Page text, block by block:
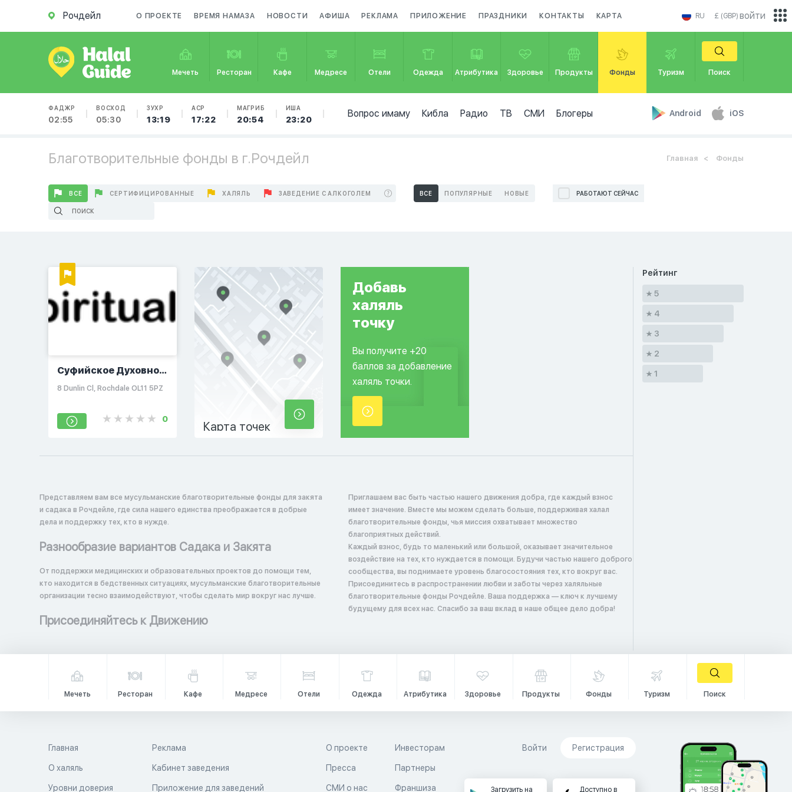
Рочдейл О ПРОЕКТЕ ВРЕМЯ НАМАЗА НОВОСТИ АФИША РЕКЛАМА ПРИЛОЖЕНИЕ ПРАЗДНИКИ КОНТАКТЫ КАРТА RU £ (GBP)
Мечеть Ресторан Кафе Медресе Отели Одежда Атрибутика Здоровье Продукты Фонды Туризм Поиск
ФАДЖР
02:55
ВОСХОД
05:30
ЗУХР
13:19
АСР
17:22
МАГРИБ
20:54
ИША
23:20
Вопрос имаму Кибла Радио ТВ СМИ Блогеры Android iOS
войти
Благотворительные фонды в г.Рочдейл Главная Фонды
ВСЕ СЕРТИФИЦИРОВАННЫЕ ХАЛЯЛЬ ЗАВЕДЕНИЕ С АЛКОГОЛЕМ ВСЕ ПОПУЛЯРНЫЕ НОВЫЕ РАБОТАЮТ СЕЙЧАС
Суфийское Духовное
Общество
8 Dunlin Cl, Rochdale OL11 5PZ
0
Карта точек
Добавь
халяль
точку
Вы получите +20
баллов за добавление
халяль точки.
Представляем вам все мусульманские благотворительные фонды для закята
и садака в Рочдейле, где сила нашего единства преображается в добрые
дела и поддержку тех, кто в нужде.
Разнообразие вариантов Садака и Закята
От поддержки медицинских и образовательных проектов до помощи тем,
кто находится в бедственных ситуациях, мусульманские благотворительные
организации тесно взаимодействуют, чтобы сделать мир вокруг нас лучше.
Присоединяйтесь к Движению
Приглашаем вас быть частью нашего движения добра, где каждый взнос
имеет значение. Вместе мы можем сделать больше, поддерживая халал
благотворительные фонды, чья миссия охватывает множество
благоприятных действий.
Каждый взнос, будь то маленький или большой, оказывает значительное
воздействие на тех, кто нуждается в помощи. Будучи частью нашего доброго
сообщества, вы поднимаете уровень благосостояния тех, кто вокруг вас.
Присоединитесь в распространении любви и заботы через халяльные
благотворительные фонды Рочдейле. Ваша поддержка — ключ к лучшему
будущему для всех нас. Спасибо за ваш вклад в наше общее дело добра!
Рейтинг
5
4
3
2
1
Мечеть Ресторан Кафе Медресе Отели Одежда Атрибутика Здоровье Продукты Фонды Туризм Поиск
Главная
О халяль
Уровни доверия
Реклама
Кабинет заведения
Приложение для заведений
О проекте
Пресса
СМИ о нас
Инвесторам
Партнеры
Франшиза
Войти Регистрация
Загрузить на Доступно в